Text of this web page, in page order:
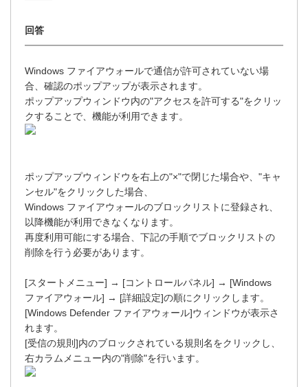
Windows ファイアウォールで通信が許可されていない場
合、確認のポップアップが表示されます。
ポップアップウィンドウ内の"アクセスを許可する"をクリッ
クすることで、機能が利用できます。
ポップアップウィンドウを右上の"×"で閉じた場合や、"キャ
ンセル"をクリックした場合、
Windows ファイアウォールのブロックリストに登録され、
以降機能が利用できなくなります。
再度利用可能にする場合、下記の手順でブロックリストの
削除を行う必要があります。
[スタートメニュー] → [コントロールパネル] → [Windows
ファイアウォール] → [詳細設定]の順にクリックします。
[Windows Defender ファイアウォール]ウィンドウが表示さ
れます。
[受信の規則]内のブロックされている規則名をクリックし、
右カラムメニュー内の"削除"を行います。